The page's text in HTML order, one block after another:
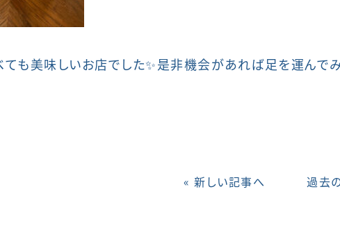
も美味しいお店でした✨是非機会があれば足を運んでみ
« 新しい記事へ 過去